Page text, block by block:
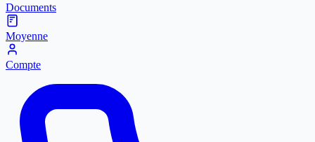
Documents
Moyenne
Compte